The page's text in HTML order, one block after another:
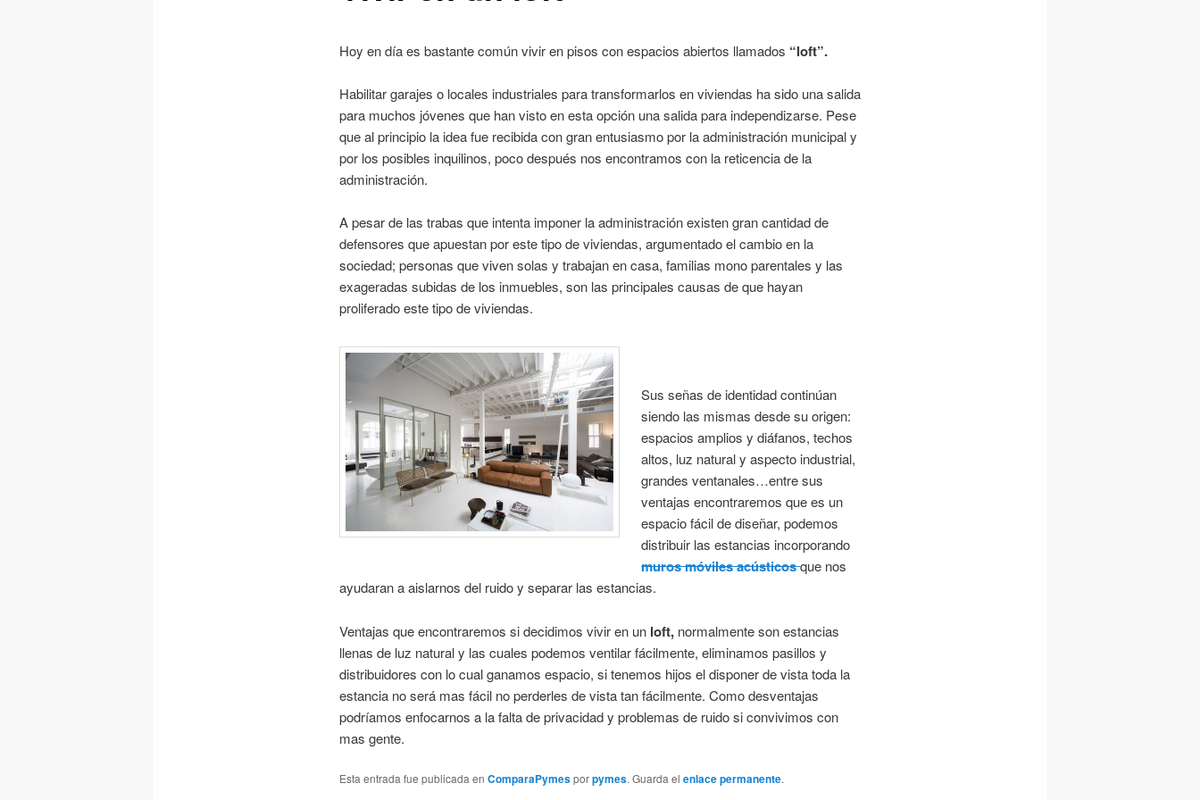
Hoy en día es bastante común vivir en pisos con espacios abiertos llamados “loft”.
Habilitar garajes o locales industriales para transformarlos en viviendas ha sido una salida
para muchos jóvenes que han visto en esta opción una salida para independizarse. Pese
que al principio la idea fue recibida con gran entusiasmo por la administración municipal y
por los posibles inquilinos, poco después nos encontramos con la reticencia de la
administración.
A pesar de las trabas que intenta imponer la administración existen gran cantidad de
defensores que apuestan por este tipo de viviendas, argumentado el cambio en la
sociedad; personas que viven solas y trabajan en casa, familias mono parentales y las
exageradas subidas de los inmuebles, son las principales causas de que hayan
proliferado este tipo de viviendas.
Sus señas de identidad continúan
siendo las mismas desde su origen:
espacios amplios y diáfanos, techos
altos, luz natural y aspecto industrial,
grandes ventanales…entre sus
ventajas encontraremos que es un
espacio fácil de diseñar, podemos
distribuir las estancias incorporando
muros móvilesacústicosque nos
ayudaran a aislarnos del ruido y separar las estancias.
Ventajas que encontraremos si decidimos vivir en unloft, normalmente son estancias
llenas de luz natural y las cuales podemos ventilar fácilmente, eliminamos pasillos y
distribuidores con lo cual ganamos espacio, si tenemos hijos el disponer de vista toda la
estancia no será mas fácil no perderles de vista tan fácilmente. Como desventajas
podríamos enfocarnos a la falta de privacidad y problemas de ruido si convivimos con
mas gente.
Esta entrada fue publicada en ComparaPymesporpymes. Guarda el enlace permanente.